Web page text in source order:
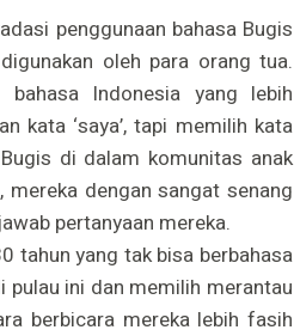
penggunaan bahasa Bugis
oleh para orang tua.
Indonesia yang lebih
kata ‘saya’, tapi memilih kata
di dalam komunitas anak
dengan sangat senang
pertanyaan mereka.
tahun yang tak bisa berbahasa
pulau ini dan memilih merantau
berbicara mereka lebih fasih